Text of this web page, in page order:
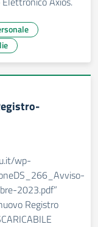
wp-
2023.pdf”
Registro